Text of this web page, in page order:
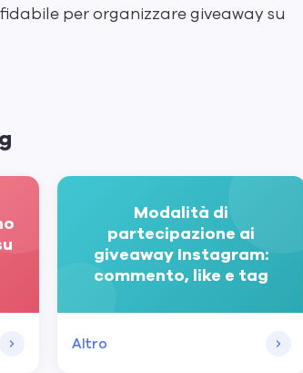
per organizzare giveaway su
Modalità di
partecipazione ai
giveaway Instagram:
commento, like e tag
Altro